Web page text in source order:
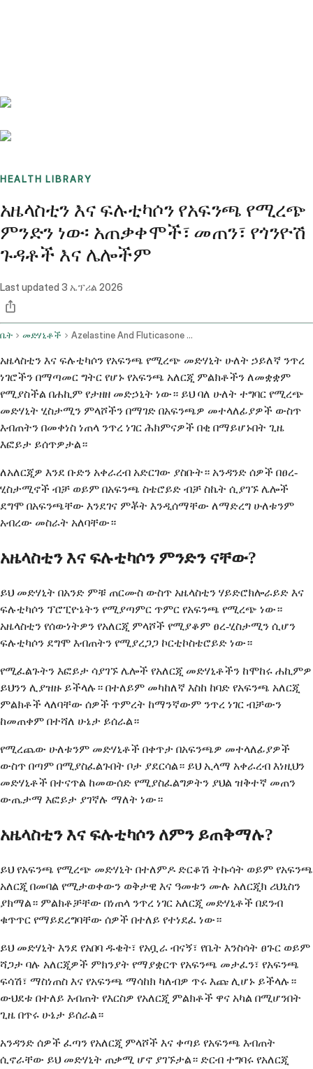
HEALTH LIBRARY
አዜላስቲን እና ፍሉቲካሶን የአፍንጫ የሚረጭ
ምንድን ነው፡ አጠቃቀሞች፣ መጠን፣ የጎንዮሽ
ጉዳቶች እና ሌሎችም
Last updated 3 ኤፕሪል 2026
ቤት መድሃኒቶች Azelastine And Fluticasone Nasal Route
አዜላስቲን እና ፍሉቲካሶን የአፍንጫ የሚረጭ መድሃኒት ሁለት ኃይለኛ ንጥረ
ነገሮችን በማጣመር ግትር የሆኑ የአፍንጫ አለርጂ ምልክቶችን ለመቋቋም
የሚያስችል በሐኪም የታዘዘ መድኃኒት ነው። ይህ ባለ ሁለት ተግባር የሚረጭ
መድሃኒት ሂስታሚን ምላሾችን በማገድ በአፍንጫዎ መተላለፊያዎች ውስጥ
እብጠትን በመቀነስ ነጠላ ንጥረ ነገር ሕክምናዎች በቂ በማይሆኑበት ጊዜ
እፎይታ ይሰጥዎታል።
ለአለርጂዎ እንደ ቡድን አቀራረብ አድርገው ያስቡት። አንዳንድ ሰዎች በፀረ-
ሂስታሚኖች ብቻ ወይም በአፍንጫ ስቴሮይድ ብቻ ስኬት ሲያገኙ ሌሎች
ደግሞ በአፍንጫቸው እንደገና ምቾት እንዲሰማቸው ለማድረግ ሁለቱንም
አብረው መስራት አለባቸው።
አዜላስቲን እና ፍሉቲካሶን ምንድን ናቸው?
ይህ መድሃኒት በአንድ ምቹ ጠርሙስ ውስጥ አዜላስቲን ሃይድሮክሎራይድ እና
ፍሉቲካሶን ፕሮፒዮኔትን የሚያጣምር ጥምር የአፍንጫ የሚረጭ ነው።
አዜላስቲን የሰውነትዎን የአለርጂ ምላሾች የሚያቆም ፀረ-ሂስታሚን ሲሆን
ፍሉቲካሶን ደግሞ እብጠትን የሚያረጋጋ ኮርቲኮስቴሮይድ ነው።
የሚፈልጉትን እፎይታ ሳያገኙ ሌሎች የአለርጂ መድሃኒቶችን ከሞከሩ ሐኪምዎ
ይህንን ሊያዝዙ ይችላሉ። በተለይም መካከለኛ እስከ ከባድ የአፍንጫ አለርጂ
ምልክቶች ላለባቸው ሰዎች ጥምረት ከማንኛውም ንጥረ ነገር ብቻውን
ከመጠቀም በተሻለ ሁኔታ ይሰራል።
የሚረጨው ሁለቱንም መድሃኒቶች በቀጥታ በአፍንጫዎ መተላለፊያዎች
ውስጥ በጣም በሚያስፈልጉበት ቦታ ያደርሳል። ይህ ኢላማ አቀራረብ እነዚህን
መድሃኒቶች በተናጥል ከመውሰድ የሚያስፈልግዎትን ያህል ዝቅተኛ መጠን
ውጤታማ እፎይታ ያገኛሉ ማለት ነው።
አዜላስቲን እና ፍሉቲካሶን ለምን ይጠቅማሉ?
ይህ የአፍንጫ የሚረጭ መድሃኒት በተለምዶ ድርቆሽ ትኩሳት ወይም የአፍንጫ
አለርጂ በመባል የሚታወቀውን ወቅታዊ እና ዓመቱን ሙሉ አለርጂክ ሪህኒስን
ያክማል። ምልክቶቻቸው በነጠላ ንጥረ ነገር አለርጂ መድሃኒቶች በደንብ
ቁጥጥር የማይደረግባቸው ሰዎች በተለይ የተነደፈ ነው።
ይህ መድሃኒት እንደ የአበባ ዱቄት፣ የአቧራ ብናኝ፣ የቤት እንስሳት ፀጉር ወይም
ሻጋታ ባሉ አለርጂዎች ምክንያት የማያቋርጥ የአፍንጫ መታፈን፣ የአፍንጫ
ፍሳሽ፣ ማስነጠስ እና የአፍንጫ ማሳከክ ካለብዎ ጥሩ እጩ ሊሆኑ ይችላሉ።
ውህደቱ በተለይ እብጠት የእርስዎ የአለርጂ ምልክቶች ዋና አካል በሚሆንበት
ጊዜ በጥሩ ሁኔታ ይሰራል።
አንዳንድ ሰዎች ፈጣን የአለርጂ ምላሾች እና ቀጣይ የአፍንጫ እብጠት
ሲኖራቸው ይህ መድሃኒት ጠቃሚ ሆኖ ያገኙታል። ድርብ ተግባሩ የአለርጂ